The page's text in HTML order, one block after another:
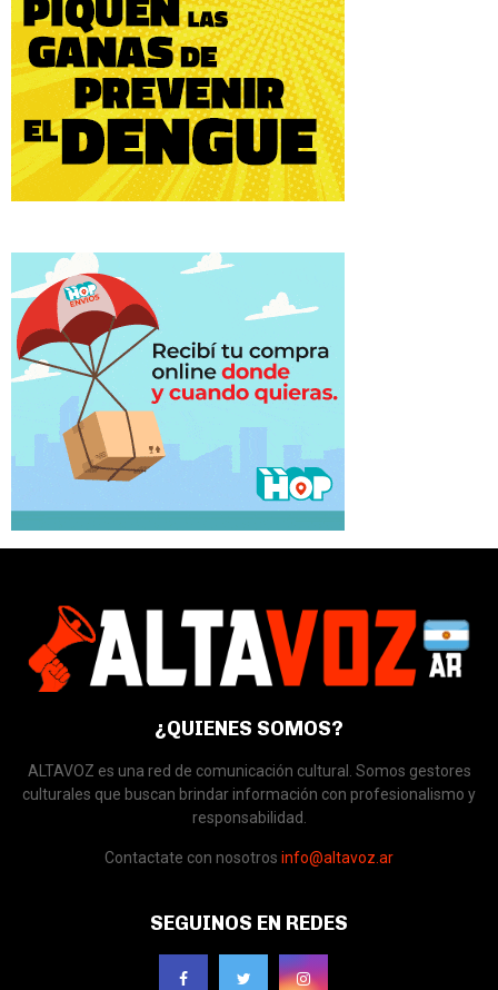
¿QUIENES SOMOS?
ALTAVOZ es una red de comunicación cultural. Somos gestores
culturales que buscan brindar información con profesionalismo y
responsabilidad.
Contactate con nosotros info@altavoz.ar
SEGUINOS EN REDES